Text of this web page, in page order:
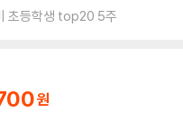
초등학생 top20 5주